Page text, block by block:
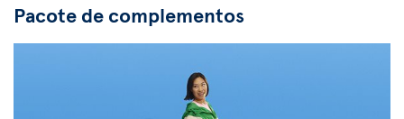
Pacote de complementos